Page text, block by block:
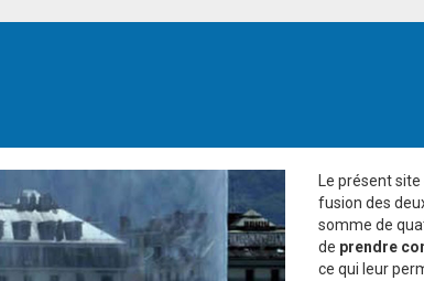
Le présent
fusion des
somme de
de prendre
ce qui leur